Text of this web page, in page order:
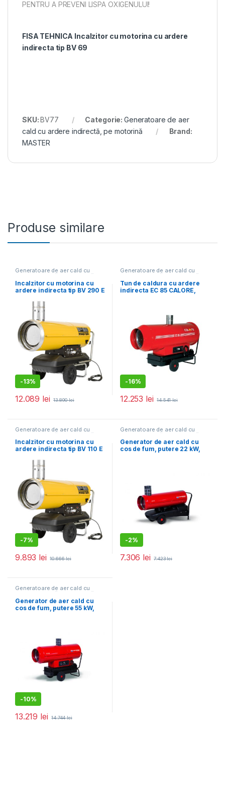
PENTRU A PREVENI LISPA OXIGENULUI!
FISA TEHNICA Incalzitor cu motorina cu ardere
indirecta tip BV 69
SKU:BV77 Categorie: Generatoare de aer
cald cu ardere indirectă, pe motorină
Brand:
MASTER
Produse similare
Generatoare de aer cald cu
ardere indirectă, pe motorină
Incalzitor cu motorina cu
ardere indirecta tip BV 290 E
-13%
12.089 lei 13.890lei
Generatoare de aer cald cu
ardere indirectă, pe motorină
Tun de caldura cu ardere
indirecta EC 85 CALORE,
-16%
12.253 lei 14.541lei
Generatoare de aer cald cu
ardere indirectă, pe motorină
Incalzitor cu motorina cu
ardere indirecta tip BV 110 E
-7%
9.893 lei 10.666lei
Generatoare de aer cald cu
ardere indirectă, pe motorină
Generator de aer cald cu
cos de fum, putere 22 kW,
-2%
7.306 lei 7.423lei
Generatoare de aer cald cu
ardere indirectă, pe motorină
Generator de aer cald cu
cos de fum, putere 55 kW,
-10%
13.219 lei 14.744lei